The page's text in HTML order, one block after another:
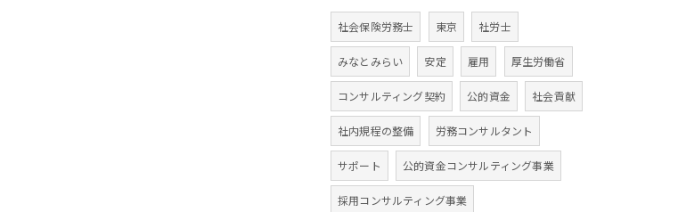
社会保険労務士 東京 社労士
みなとみらい 安定 雇用 厚生労働省
コンサルティング契約 公的資金 社会貢献
社内規程の整備 労務コンサルタント
サポート 公的資金コンサルティング事業
採用コンサルティング事業